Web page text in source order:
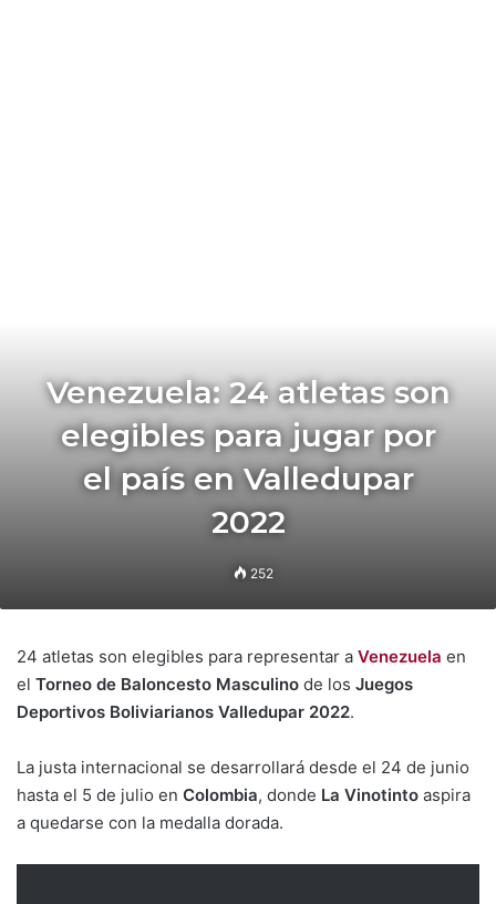
Venezuela: 24 atletas son
elegibles para jugar por
el país en Valledupar
2022
252
24 atletas son elegibles para representar a Venezuela en
el Torneo de Baloncesto Masculino de los Juegos
Deportivos Boliviarianos Valledupar 2022.
La justa internacional se desarrollará desde el 24 de junio
hasta el 5 de julio en Colombia, donde La Vinotinto aspira
a quedarse con la medalla dorada.